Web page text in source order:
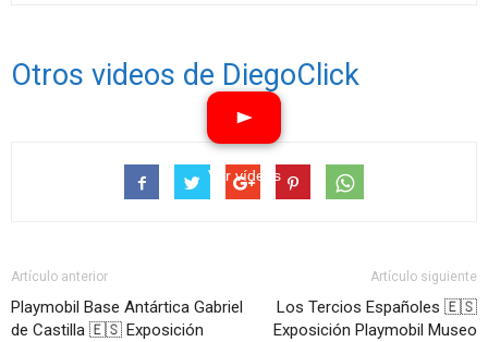
Otros videos de DiegoClick
Ver vídeos
Artículo anterior
Playmobil Base Antártica Gabriel
de Castilla 🇪🇸 Exposición
Artículo siguiente
Los Tercios Españoles 🇪🇸
Exposición Playmobil Museo